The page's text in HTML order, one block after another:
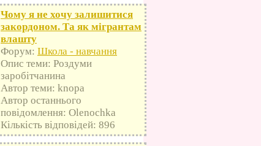
Чому я не хочу залишитися
закордоном. Та як мігрантам
влашту
Форум: Школа - навчання
Опис теми: Роздуми
заробітчанина
Автор теми: knopa
Автор останнього
повідомлення: Olenochka
Кількість відповідей: 896